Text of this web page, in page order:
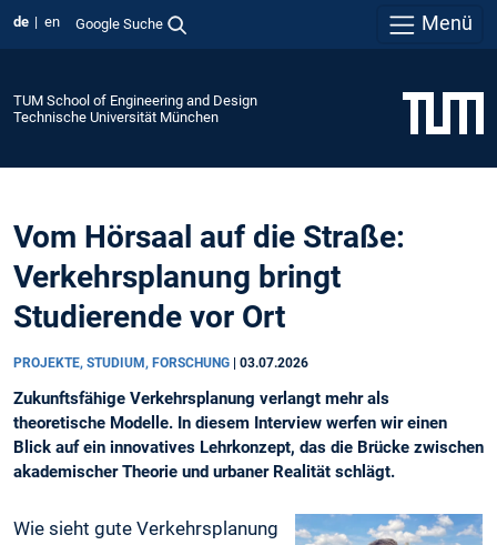
de en Google Suche Menü
TUM School of Engineering and Design
Technische Universität München
Vom Hörsaal auf die Straße:
Verkehrsplanung bringt
Studierende vor Ort
PROJEKTE, STUDIUM, FORSCHUNG 03.07.2026
Zukunftsfähige Verkehrsplanung verlangt mehr als
theoretische Modelle. In diesem Interview werfen wir einen
Blick auf ein innovatives Lehrkonzept, das die Brücke zwischen
akademischer Theorie und urbaner Realität schlägt.
Wie sieht gute Verkehrsplanung